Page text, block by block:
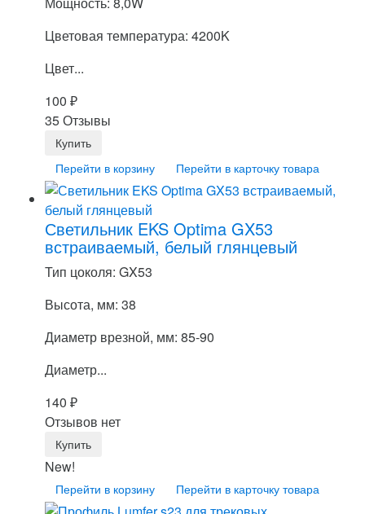
Цветовая температура: 4200K
Цвет...
100 ₽
35 Отзывы
Перейти в корзину Перейти в карточку товара
Светильник EKS Optima GX53
встраиваемый, белый глянцевый
Тип цоколя: GX53
Высота, мм: 38
Диаметр врезной, мм: 85-90
Диаметр...
140 ₽
Отзывов нет
New!
Перейти в корзину Перейти в карточку товара